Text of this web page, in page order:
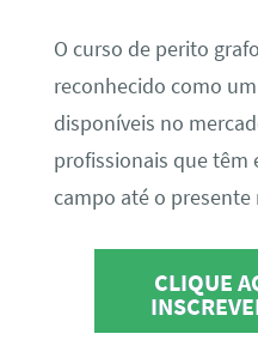
O curso de perito
reconhecido como
disponíveis no
profissionais que têm
campo até o
CLIQUE